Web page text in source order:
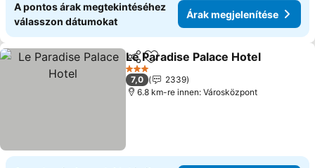
A pontos árak megtekintéséhez
válasszon dátumokat
Árak megjelenítése
Megosztás
Hozzáadás a kedvencekhez
Le Paradise Palace Hotel
3 Kategória
7,0
2339
6.8 km-re innen: Városközpont